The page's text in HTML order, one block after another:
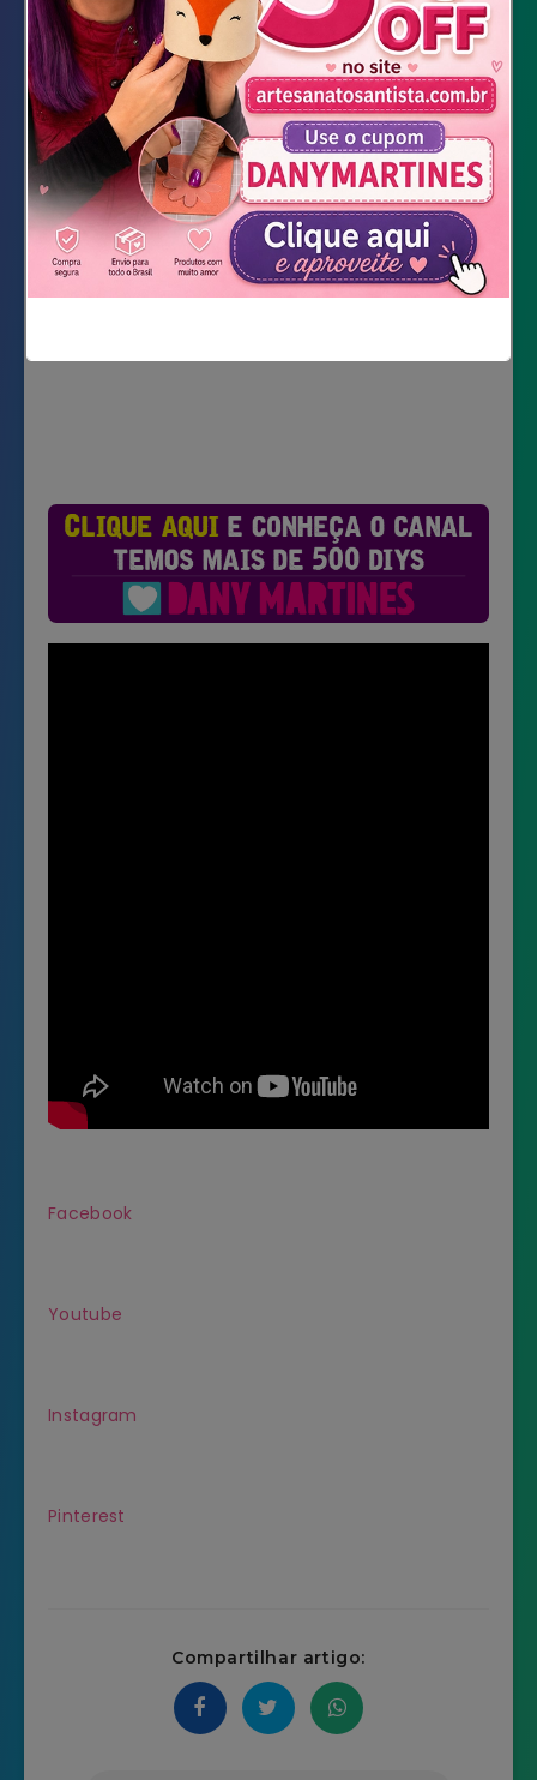
Marcador ou giz de tecido
Cola quente ou cola pra tecido
DOWNLOAD DOS MOLDES
Facebook
Youtube
Instagram
Pinterest
Compartilhar artigo: